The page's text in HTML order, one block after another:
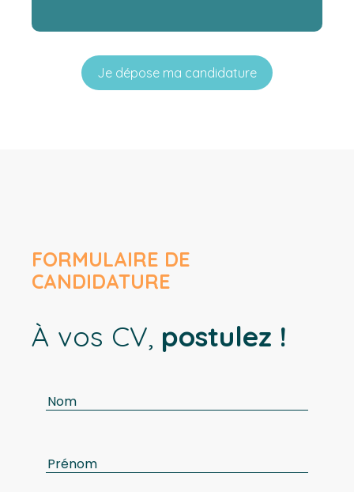
Je dépose ma candidature
FORMULAIRE DE
CANDIDATURE
À vos CV, postulez !